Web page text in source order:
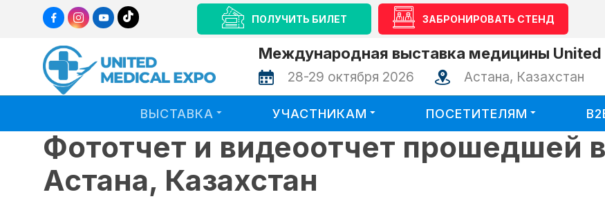
ПОЛУЧИТЬ БИЛЕТ ЗАБРОНИРОВАТЬ СТЕНД
Международная выставка медицины United
28-29 октября 2026 Астана, Казахстан
ВЫСТАВКА УЧАСТНИКАМ ПОСЕТИТЕЛЯМ
Фототчет и видеоотчет прошедшей
Астана, Казахстан